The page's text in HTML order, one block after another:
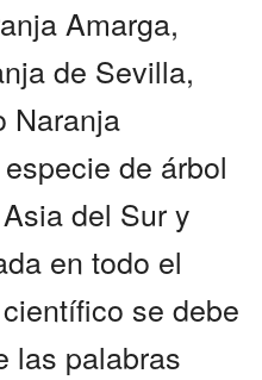
Amarga,
de Sevilla,
Naranja
de árbol
del Sur y
en todo el
se debe
las palabras